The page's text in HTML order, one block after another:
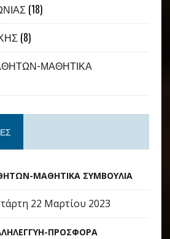
(18)
(8)
ΜΑΘΗΤΙΚΑ
ΜΑΘΗΤΙΚΑ ΣΥΜΒΟΥΛΙΑ
22 Μαρτίου 2023
ΠΡΟΣΦΟΡΑ